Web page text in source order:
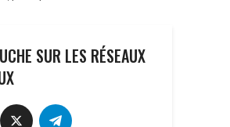
SUR LES RÉSEAUX